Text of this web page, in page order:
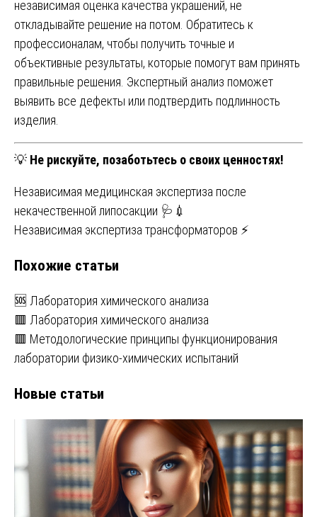
независимая оценка качества украшений, не
откладывайте решение на потом. Обратитесь к
профессионалам, чтобы получить точные и
объективные результаты, которые помогут вам принять
правильные решения. Экспертный анализ поможет
выявить все дефекты или подтвердить подлинность
изделия.
💡 Не рискуйте, позаботьтесь о своих ценностях!
Навигация
по
Независимая медицинская экспертиза после
некачественной липосакции 🩺💉
Независимая экспертиза трансформаторов ⚡
Похожие статьи
🆘 Лаборатория химического анализа
🟥 Лаборатория химического анализа
🟥 Методологические принципы функционирования
лаборатории физико-химических испытаний
Новые статьи